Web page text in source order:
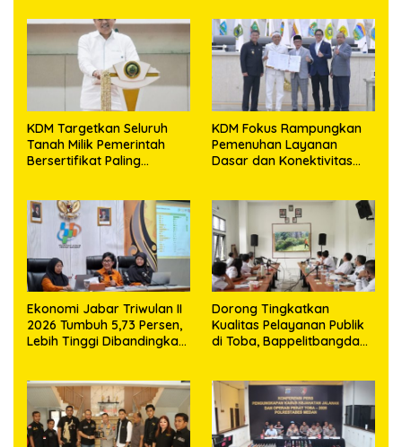
KDM Targetkan Seluruh
Tanah Milik Pemerintah
Bersertifikat Paling
KDM Fokus Rampungkan
Pemenuhan Layanan
Dasar dan Konektivitas
Ekonomi Jabar Triwulan II
2026 Tumbuh 5,73 Persen,
Lebih Tinggi Dibandingkan
Dorong Tingkatkan
Kualitas Pelayanan Publik
di Toba, Bappelitbangda